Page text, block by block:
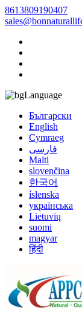
8613809190407
Language
Български
English
Cymraeg
فارسی
Malti
slovenčina
한국어
íslenska
українська
Lietuvių
suomi
magyar
हिंदी